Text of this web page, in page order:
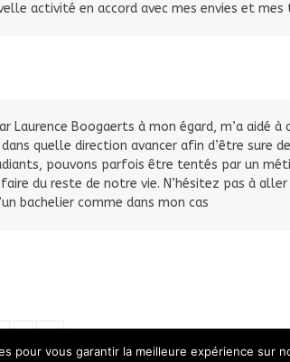
activité en accord avec mes envies et
Laurence Boogaerts à mon égard, m’a
dans quelle direction avancer afin d’être sure
pouvons parfois être tentés par un
du reste de notre vie. N’hésitez pas à
bachelier comme dans mon cas
pour vous garantir la meilleure expérience sur